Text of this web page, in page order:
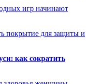
игр начинают
покрытие для защиты и
как сократить